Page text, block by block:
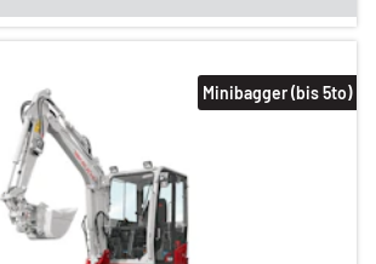
Minibagger (bis 5to)